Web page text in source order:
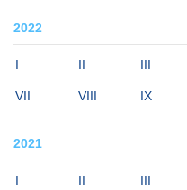
2022
I II III
VII VIII IX
2021
I II III